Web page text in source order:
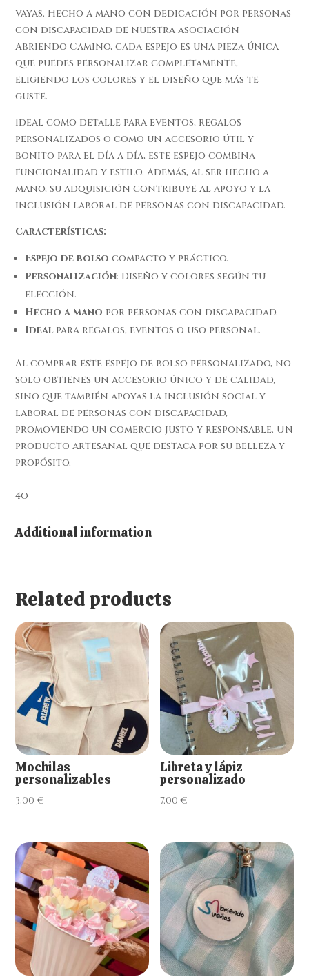
vayas. Hecho a mano con dedicación por personas
con discapacidad de nuestra asociación
Abriendo Camino, cada espejo es una pieza única
que puedes personalizar completamente,
eligiendo los colores y el diseño que más te
guste.
Ideal como detalle para eventos, regalos
personalizados o como un accesorio útil y
bonito para el día a día, este espejo combina
funcionalidad y estilo. Además, al ser hecho a
mano, su adquisición contribuye al apoyo y la
inclusión laboral de personas con discapacidad.
Características:
Espejo de bolso compacto y práctico.
Personalización: Diseño y colores según tu
elección.
Hecho a mano por personas con discapacidad.
Ideal para regalos, eventos o uso personal.
Al comprar este espejo de bolso personalizado, no
solo obtienes un accesorio único y de calidad,
sino que también apoyas la inclusión social y
laboral de personas con discapacidad,
promoviendo un comercio justo y responsable. Un
producto artesanal que destaca por su belleza y
propósito.
4o
Additional information
Related products
Mochilas
personalizables
3,00€
Libreta y lápiz
personalizado
7,00€